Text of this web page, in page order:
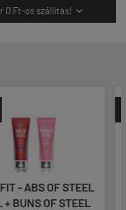
0 Ft-os szállítás! 
STEELFIT - BUNS OF
STEEL - COMB-ÉS